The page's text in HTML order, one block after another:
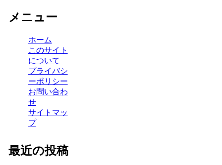
メニュー
ホーム
このサイト
について
プライバシ
ーポリシー
お問い合わ
せ
サイトマッ
プ
最近の投稿